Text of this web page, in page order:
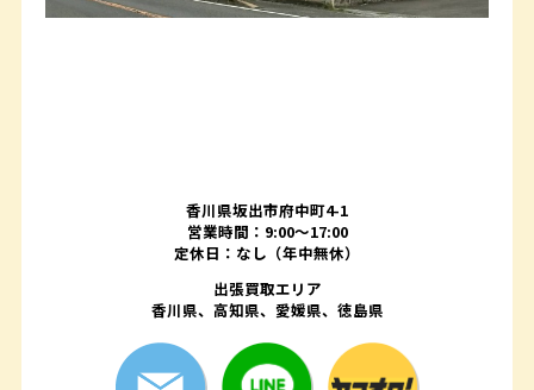
香川県坂出市府中町4-1
営業時間：9:00～17:00
定休日：なし（年中無休）
出張買取エリア
香川県、高知県、愛媛県、徳島県